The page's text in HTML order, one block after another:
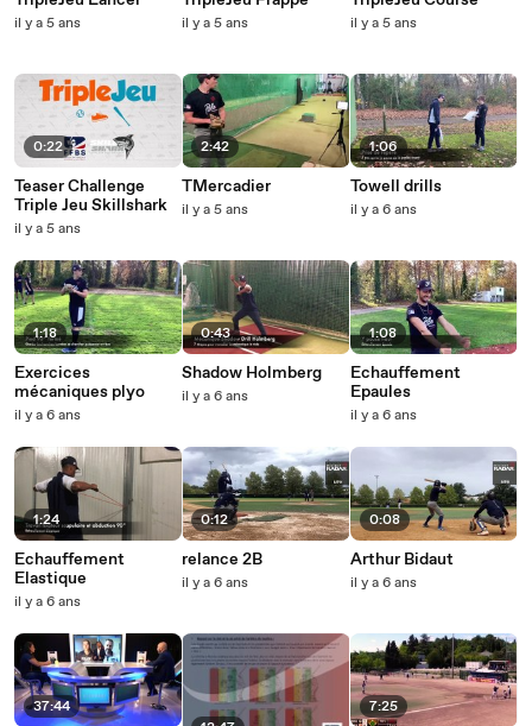
il y a 5 ans
0:22
Teaser Challenge
Triple Jeu Skillshark
il y a 5 ans
1:18
Exercices
mécaniques plyo
il y a 6 ans
1:24
Echauffement
Elastique
il y a 6 ans
37:44
il y a 5 ans
2:42
TMercadier
il y a 5 ans
0:43
Shadow Holmberg
il y a 6 ans
0:12
relance 2B
il y a 6 ans
il y a 5 ans
1:06
Towell drills
il y a 6 ans
1:08
Echauffement
Epaules
il y a 6 ans
0:08
Arthur Bidaut
il y a 6 ans
7:25